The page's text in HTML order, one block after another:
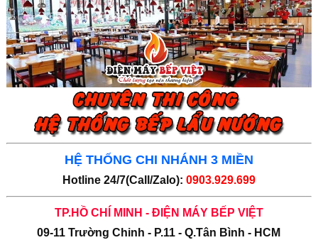
HỆ THỐNG CHI NHÁNH 3 MIỀN
Hotline 24/7(Call/Zalo): 0903.929.699
TP.HỒ CHÍ MINH - ĐIỆN MÁY BẾP VIỆT
09-11 Trường Chinh - P.11 - Q.Tân Bình - HCM